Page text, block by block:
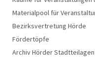
Materialpool für
Bezirksvertretung Hörde
Fördertöpfe
Archiv Hörder